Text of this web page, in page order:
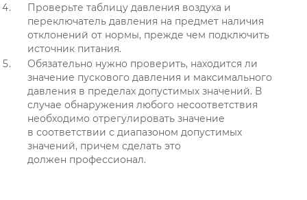
Проверьте таблицу давления воздуха и
переключатель давления на предмет наличия
отклонений от нормы, прежде чем подключить
источник питания.
Обязательно нужно проверить, находится ли
значение пускового давления и максимального
давления в пределах допустимых значений. В
случае обнаружения любого несоответствия
необходимо отрегулировать значение
в соответствии с диапазоном допустимых
значений, причем сделать это
должен профессионал.